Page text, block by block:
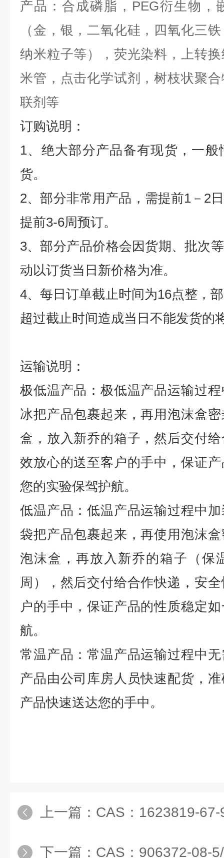
产品：合成磷脂， PEG衍生物，
（金，银，二氧化硅，四氧化三
纳米粒子等），荧光染料，上转
米管，点击化学试剂，树枝状聚
联剂等
订购说明：
1、绝大部分产品备有现货，一
货。
2、部分非常用产品，需提前1 － 2
提前3-6周预订。
3、部分产品价格会因货期、批次
动以订货当日新价格为准。
4、每日订单截止时间为16点整，
超过截止时间造成当日不能发货的
运输说明：
极低温产品：极低温产品运输过
冰把产品包裹起来，再用泡沫盒
盒，放入新乔的箱子，然后交付
效放心的送至客户的手中，保证
您的实验保驾护航。
低温产品：低温产品运输过程中
袋把产品包裹起来，再使用泡沫
泡沫盒，再放入新乔的箱子（保
周），然后交付给合作快递，安
户的手中，保证产品的性质稳定
航。
常温产品：常温产品运输过程中
产品由公司库房人员快速配货，
产品快速送达您的手中。
上一篇： CAS：1623819-
下一篇： CAS：906372-08-5/4,4-二己